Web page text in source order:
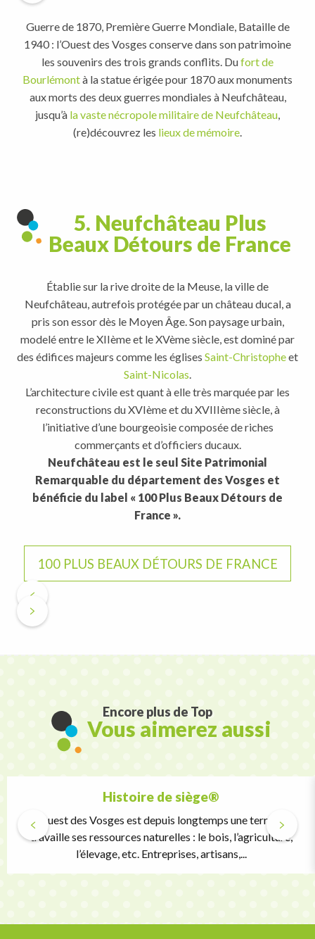
Guerre de 1870, Première Guerre Mondiale, Bataille de
1940 : l’Ouest des Vosges conserve dans son patrimoine
les souvenirs des trois grands conflits. Dufort de
Bourlémontà la statue érigée pour 1870 aux monuments
aux morts des deux guerres mondiales à Neufchâteau,
jusqu’à la vaste nécropole militaire de Neufchâteau,
(re)découvrez les lieux de mémoire.
5. Neufchâteau Plus
Beaux Détours de France
Établie sur la rive droite de la Meuse, la ville de
Neufchâteau, autrefois protégée par un château ducal, a
pris son essor dès le Moyen Âge. Son paysage urbain,
modelé entre le XIIème et le XVème siècle, est dominé par
des édifices majeurs comme les églises Saint-Christopheet
Saint-Nicolas.
L’architecture civile est quant à elle très marquée par les
reconstructions du XVIème et du XVIIIème siècle, à
l’initiative d’une bourgeoisie composée de riches
commerçants et d’officiers ducaux.
Neufchâteau est le seul Site Patrimonial
Remarquable du département des Vosges et
bénéficie du label « 100 Plus Beaux Détours de
France ».
100 PLUS BEAUX DÉTOURS DE FRANCE
Encore plus de Top
Vous aimerez aussi
Histoire de siège®
L’Ouest des Vosges est depuis longtemps une terre qui
travaille ses ressources naturelles : le bois, l’agriculture,
l’élevage, etc. Entreprises, artisans,...